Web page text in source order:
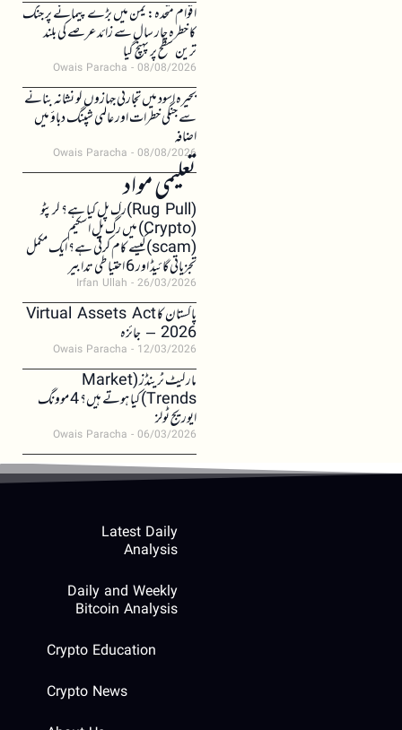
اقوام متحدہ: یمن میں بڑے پیمانے پر جنگ
کا خطرہ چار سال سے زائد عرصے کی بلند
ترین سطح پر پہنچ گیا
Owais Paracha 08/08/2026
بحیرہ اسود میں تجارتی جہازوں کو نشانہ بنانے
سے جنگی خطرات اور عالمی شپنگ دباؤ میں
اضافہ
Owais Paracha 08/08/2026
تعلیمی مواد(Rug Pull)رگ پل کیا ہے؟ کرپٹو
(Crypto) میں رگ پل اسکیم
(scam)کیسے کام کرتی ہے؟ ایک مکمل
تجزیاتی گائیڈ اور 6 احتیاطی تدابیر
Irfan Ullah 26/03/2026
پاکستان کا Virtual Assets Act
2026 – جائزہ
Owais Paracha 12/03/2026
مارکیٹ ٹرینڈز (Market
Trends) کیا ہوتے ہیں؟ 4 موونگ
ایوریج ٹولز
Owais Paracha 06/03/2026
Latest Daily
Analysis
Daily and Weekly
Bitcoin Analysis
Crypto Education
Crypto News